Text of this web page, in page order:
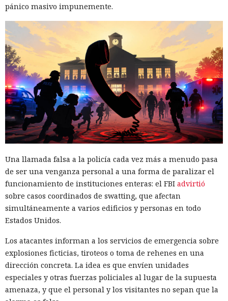
pánico masivo impunemente.
Una llamada falsa a la policía cada vez más a menudo pasa
de ser una venganza personal a una forma de paralizar el
funcionamiento de instituciones enteras: el FBI advirtió
sobre casos coordinados de swatting, que afectan
simultáneamente a varios edificios y personas en todo
Estados Unidos.
Los atacantes informan a los servicios de emergencia sobre
explosiones ficticias, tiroteos o toma de rehenes en una
dirección concreta. La idea es que envíen unidades
especiales y otras fuerzas policiales al lugar de la supuesta
amenaza, y que el personal y los visitantes no sepan que la